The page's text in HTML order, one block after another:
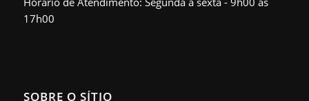
17h00
SOBRE O SÍTIO